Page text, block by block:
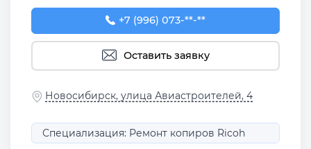
+7 (996) 073-00-25
+7 (996) 073-**-**
Оставить заявку
Новосибирск, улица Авиастроителей, 4
Специализация: Ремонт копиров Ricoh